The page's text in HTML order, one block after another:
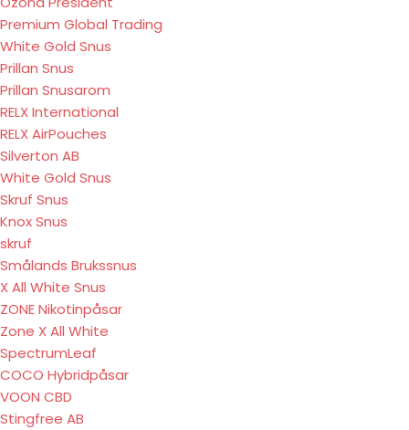
Premium Global Trading
White Gold Snus
Prillan Snus
Prillan Snusarom
RELX International
RELX AirPouches
Silverton AB
White Gold Snus
Skruf Snus
Knox Snus
skruf
Smålands Brukssnus
X All White Snus
ZONE Nikotinpåsar
Zone X All White
SpectrumLeaf
COCO Hybridpåsar
VOON CBD
Stingfree AB